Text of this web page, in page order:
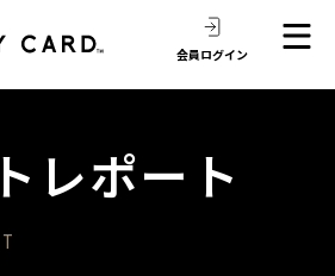
会員ログイン
レポート